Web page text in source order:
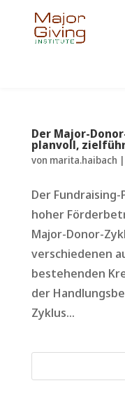
Jetzt Platz für die
Der Major-
planvoll,
von marita.haibach |
Der
hoher
Major-Donor-
verschiedenen
bestehenden
der
Zyklus...